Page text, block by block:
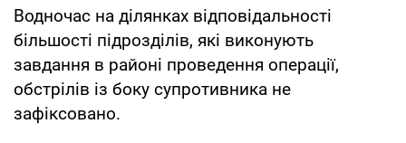
Водночас на ділянках відповідальності
більшості підрозділів, які виконують
завдання в районі проведення операції,
обстрілів із боку супротивника не
зафіксовано.